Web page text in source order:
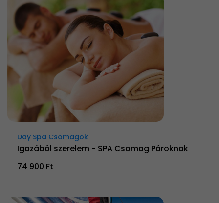
Day Spa Csomagok
Igazából szerelem - SPA Csomag Pároknak
74 900 Ft